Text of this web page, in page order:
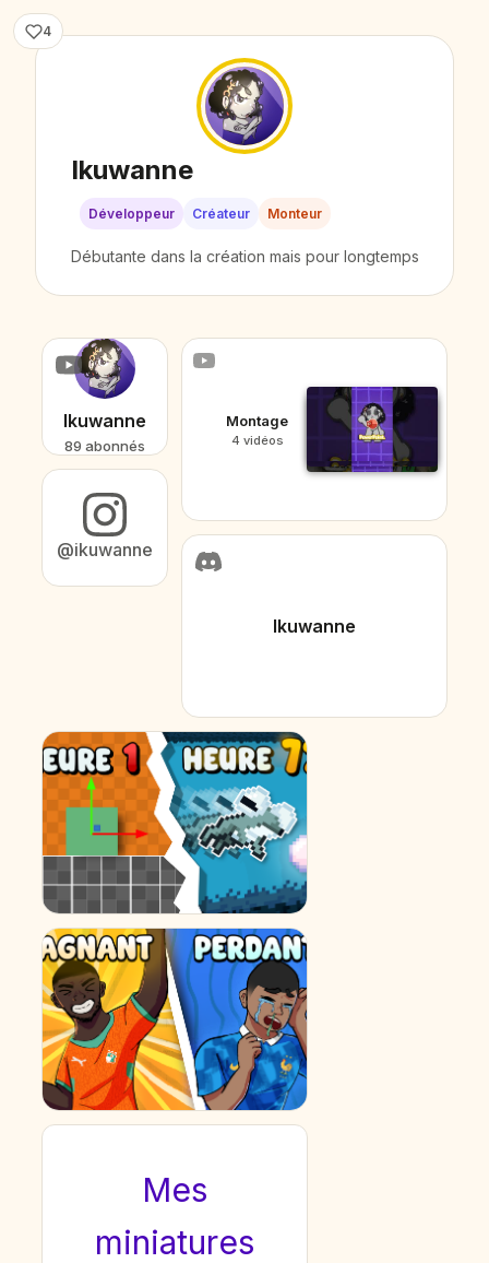
4
Ikuwanne
Développeur Créateur Monteur
Débutante dans la création mais pour longtemps
@ikuwanne
Ikuwanne
89 abonnés
Montage
4 vidéos
Ikuwanne
Mes
miniatures